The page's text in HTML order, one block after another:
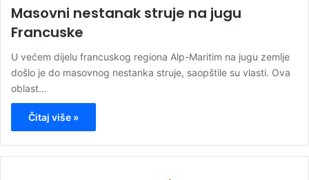
Masovni nestanak struje na jugu
Francuske
U većem dijelu francuskog regiona Alp-Maritim na jugu zemlje
došlo je do masovnog nestanka struje, saopštile su vlasti. Ova
oblast…
Čitaj više »